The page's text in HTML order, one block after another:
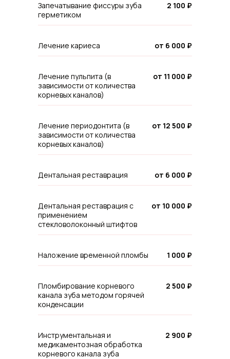
Запечатывание фиссуры зуба
герметиком
2 100 ₽
Лечение кариеса от 6 000 ₽
Лечение пульпита (в
зависимости от количества
корневых каналов)
от 11 000 ₽
Лечение периодонтита (в
зависимости от количества
корневых каналов)
от 12 500 ₽
Дентальная реставрация от 6 000 ₽
Дентальная реставрация с
применением
стекловолоконный штифтов
от 10 000 ₽
Наложение временной пломбы 1 000 ₽
Пломбирование корневого
канала зуба методом горячей
конденсации
2 500 ₽
Инструментальная и
медикаментозная обработка
корневого канала зуба
2 900 ₽